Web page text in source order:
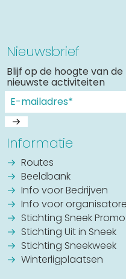
Nieuwsbrief
Blijf op de hoogte van de
nieuwste activiteiten
Informatie
Routes
Beeldbank
Info voor Bedrijven
Info voor
Stichting Sneek
Stichting Uit in Sneek
Stichting Sneekweek
Winterligplaatsen